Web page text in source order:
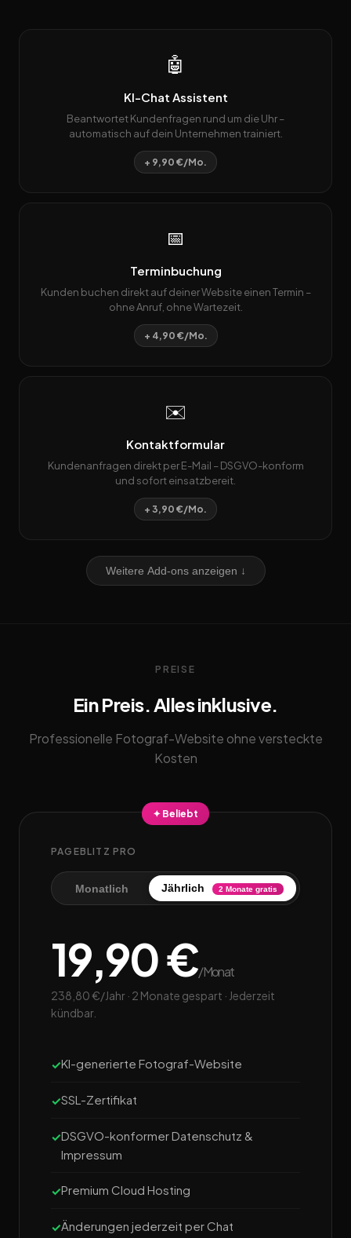
🤖
KI-Chat Assistent
Beantwortet Kundenfragen rund um die Uhr –
automatisch auf dein Unternehmen trainiert.
+ 9,90 €/Mo.
📅
Terminbuchung
Kunden buchen direkt auf deiner Website einen Termin –
ohne Anruf, ohne Wartezeit.
+ 4,90 €/Mo.
✉️
Kontaktformular
Kundenanfragen direkt per E-Mail – DSGVO-konform
und sofort einsatzbereit.
+ 3,90 €/Mo.
Weitere Add-ons anzeigen ↓
PREISE
Ein Preis. Alles inklusive.
Professionelle Fotograf-Website ohne versteckte
Kosten
✦ Beliebt
PAGEBLITZ PRO
Monatlich Jährlich 2 Monate gratis
19,90 €/Monat
238,80 €/Jahr · 2 Monate gespart · Jederzeit
kündbar.
KI-generierte Fotograf-Website
SSL-Zertifikat
DSGVO-konformer Datenschutz &
Impressum
Premium Cloud Hosting
Änderungen jederzeit per Chat